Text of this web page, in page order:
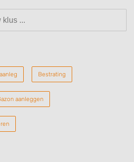
Bestrating
aanleggen